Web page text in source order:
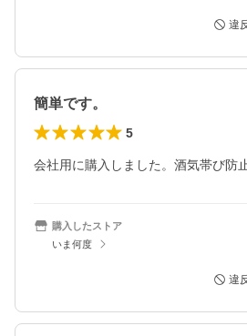
違
簡単です。
5
会社用に購入しました。酒気帯び防
購入したストア
いま何度
違